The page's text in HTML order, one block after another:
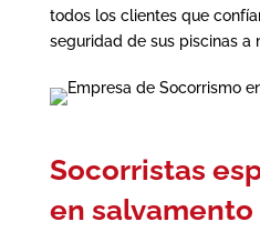
todos los clientes que
seguridad de sus piscinas a
Socorristas
en